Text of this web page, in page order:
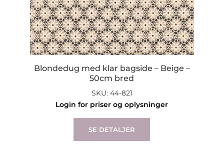
Blondedug med klar bagside – Beige –
50cm bred
SKU: 44-821
Login for priser og oplysninger
SE DETALJER